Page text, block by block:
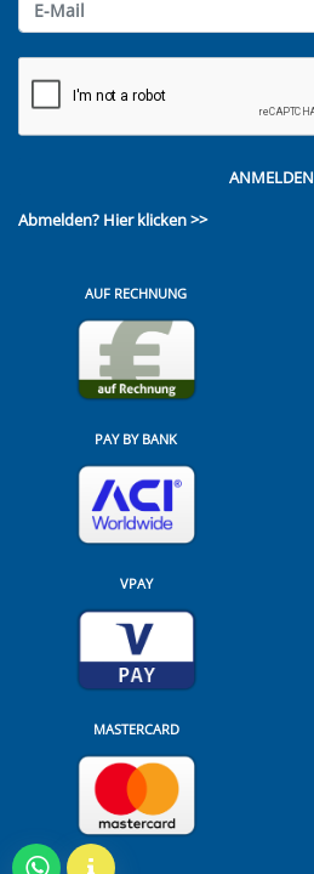
ANMELDEN
Abmelden? Hier klicken >>
AUF RECHNUNG
PAY BY BANK
VPAY
MASTERCARD